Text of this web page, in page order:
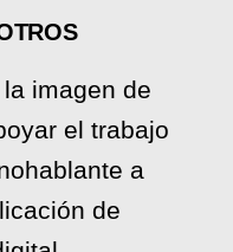
imagen de
el trabajo
a
de